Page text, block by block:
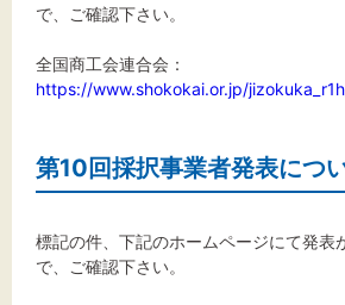
で、ご確認下さい。
全国商工会連合会：
https://www.shokokai.or.jp/
第10回採択事業者発表につ
標記の件、下記のホームページにて発表
で、ご確認下さい。